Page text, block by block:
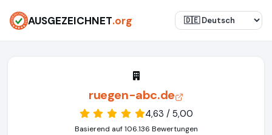
AUSGEZEICHNET.org
ruegen-abc.de
4,63 / 5,00
Basierend auf 106.136 Bewertungen